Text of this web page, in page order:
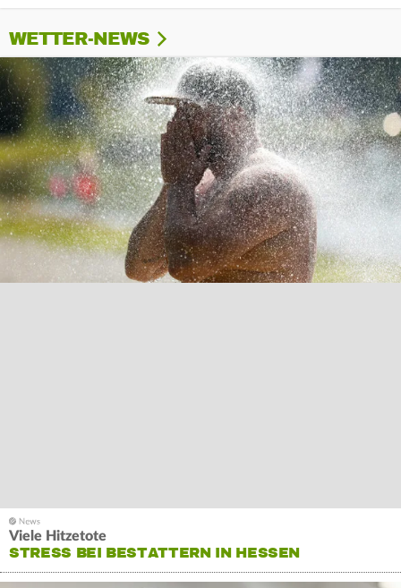
WETTER-NEWS
Viele Hitzetote
STRESS BEI BESTATTERN IN HESSEN